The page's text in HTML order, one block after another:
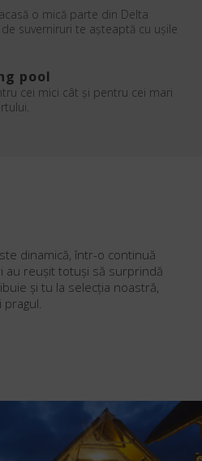
o mică parte din Delta
suverniruri te așteaptă cu ușile
pool
cei mici cât și pentru cei mari
dinamică, într-o continuă
au reușit totuși să surprindă
și tu la selecția noastră,